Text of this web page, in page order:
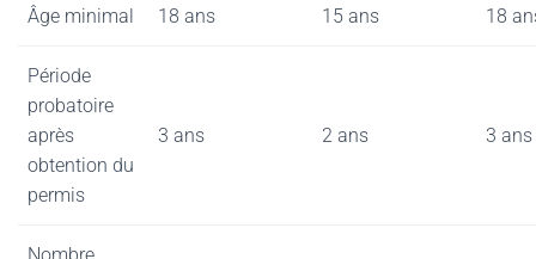
Âge minimal 18 ans 15 ans 18
Période
probatoire
après
obtention du
permis
3 ans 2 ans 3 ans